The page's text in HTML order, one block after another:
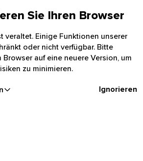
Sie Ihren Browser
veraltet. Einige Funktionen unserer
oder nicht verfügbar. Bitte
auf eine neuere Version, um
zu minimieren.
Ignorieren